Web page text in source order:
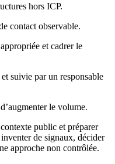
hors ICP.
contact observable.
et cadrer le
suivie par un responsable
le volume.
public et préparer
de signaux, décider
approche non contrôlée.